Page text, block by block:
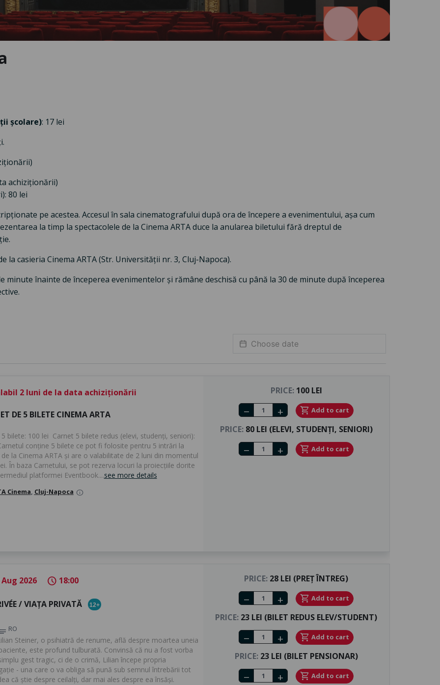
școlare): 17 lei
achiziționării)
80 lei
pe acestea. Accesul în sala cinematografului după ora de începere a evenimentului, așa cum
la timp la spectacolele de la Cinema ARTA duce la anularea biletului fără dreptul de
casieria Cinema ARTA (Str. Universității nr. 3, Cluj-Napoca).
minute înainte de începerea evenimentelor și rămâne deschisă cu până la 30 de minute după începerea
2 luni de la data achiziționării
DE 5 BILETE CINEMA ARTA
5 bilete: 100 lei Carnet 5 bilete redus (elevi, studenți, seniori):
conține 5 bilete ce pot fi folosite pentru 5 intrări la
la Cinema ARTA și are o valabilitate de 2 luni din momentul
În baza Carnetului, se pot rezerva locuri la proiecțiile dorite
platformei Eventbook....see more details
Cinema, Cluj-Napoca info
PRICE:100 LEI
Number of tickets
remove add shopping_cart Add to cart
PRICE:80 LEI (ELEVI, STUDENȚI, SENIORI)
Number of tickets
remove add shopping_cart Add to cart
Aug 2026 schedule 18:00
/ VIAȚA PRIVATĂ 12+
notes RO
Steiner, o psihiatră de renume, află despre moartea uneia
este profund tulburată. Convinsă că nu a fost vorba
gest tragic, ci de o crimă, Lilian începe propria
- una care o va obliga să pună sub semnul întrebării tot
că știe despre ceilalți, dar mai ales despre ea însăși.
PRICE: 28 LEI (PREȚ ÎNTREG)
Number of tickets
remove add shopping_cart Add to cart
PRICE: 23 LEI (BILET REDUS ELEV/STUDENT)
Number of tickets
remove add shopping_cart Add to cart
PRICE:23 LEI (BILET PENSIONAR)
Number of tickets
remove add shopping_cart Add to cart